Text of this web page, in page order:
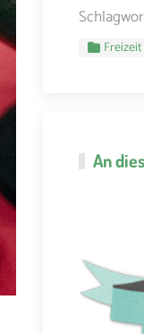
Freizeit
An